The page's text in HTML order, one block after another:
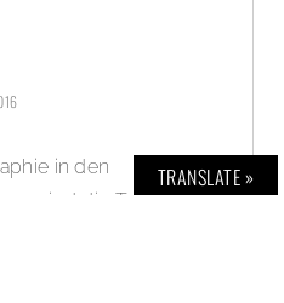
in den
sind die Top-
TRANSLATE »